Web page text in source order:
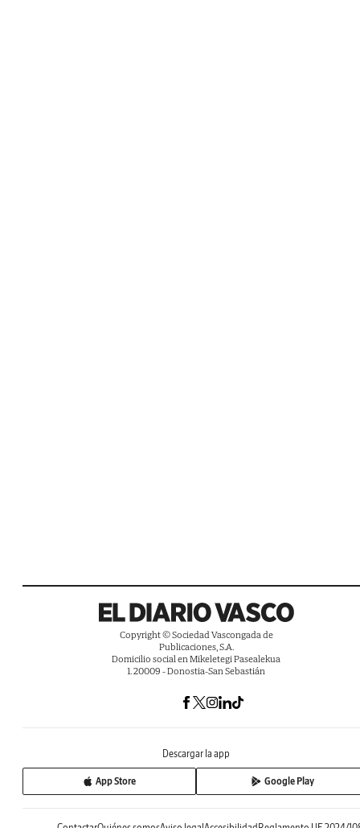
Copyright © Sociedad Vascongada de
Publicaciones, S.A.
Domicilio social en Mikeletegi Pasealekua
1. 20009 - Donostia-San Sebastián
Descargar la app
App Store Google Play